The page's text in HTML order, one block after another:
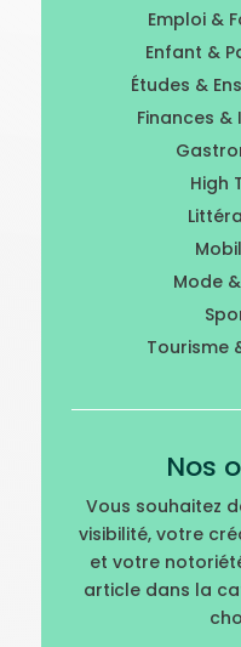
Emploi &
Enfant &
Études &
Finances &
High
Mode
Tourisme
Nos
Vous souhaitez
visibilité, votre
et votre
article dans la